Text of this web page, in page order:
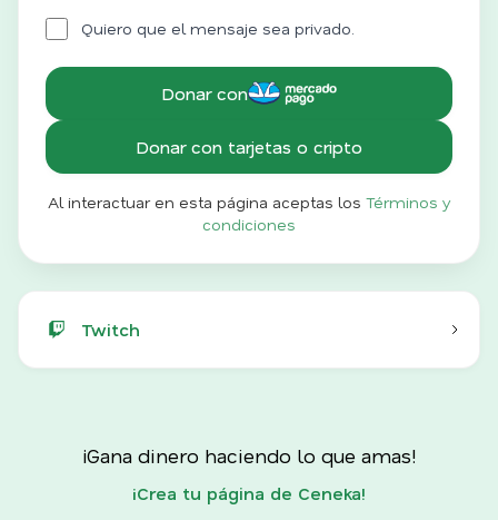
Quiero que el mensaje sea privado.
Donar con
Donar con tarjetas o cripto
Al interactuar en esta página aceptas los Términos y
condiciones
Twitch
¡Gana dinero haciendo lo que amas!
¡Crea tu página de Ceneka!